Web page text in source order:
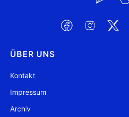
ÜBER UNS
Kontakt
Impressum
Archiv